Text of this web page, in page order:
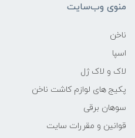
منوی وب‌سایت
ناخن
اسپا
لاک و لاک ژل
پکیج های لوازم کاشت ناخن
سوهان برقی
قوانین و مقررات سایت